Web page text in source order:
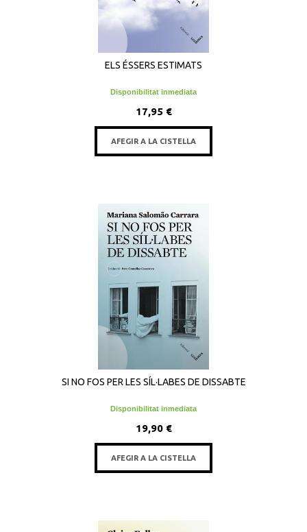
ELS ÉSSERS ESTIMATS
Disponibilitat inmediata
17,95 €
AFEGIR A LA CISTELLA
SI NO FOS PER LES SÍL·LABES DE DISSABTE
Disponibilitat inmediata
19,90 €
AFEGIR A LA CISTELLA